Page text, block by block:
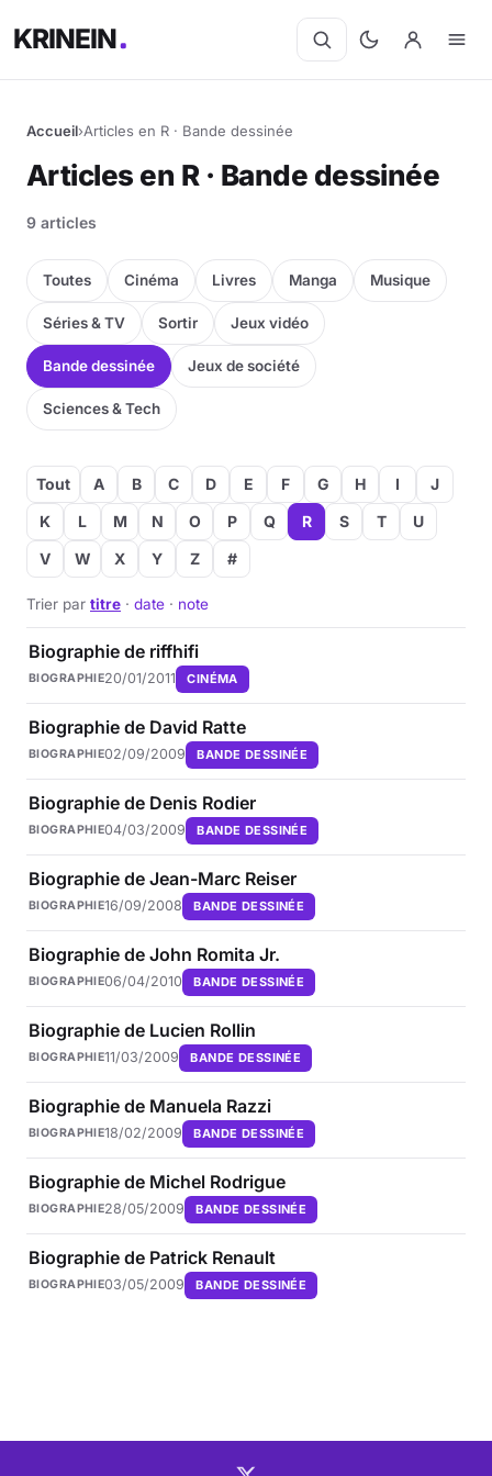
KRINEIN
Accueil›Articles en R · Bande dessinée
Articles en R · Bande dessinée
9 articles
Toutes Cinéma Livres Manga Musique
Séries & TV Sortir Jeux vidéo
Bande dessinée Jeux de société
Sciences & Tech
Tout A B C D E F G H I
J
K
L M N O P Q R S T
U
V
W X Y Z #
Trier par titre · date · note
Biographie de riffhifi
BIOGRAPHIE20/01/2011 CINÉMA
Biographie de David Ratte
BIOGRAPHIE02/09/2009 BANDE DESSINÉE
Biographie de Denis Rodier
BIOGRAPHIE04/03/2009 BANDE DESSINÉE
Biographie de Jean-Marc Reiser
BIOGRAPHIE16/09/2008 BANDE DESSINÉE
Biographie de John Romita Jr.
BIOGRAPHIE06/04/2010 BANDE DESSINÉE
Biographie de Lucien Rollin
BIOGRAPHIE11/03/2009 BANDE DESSINÉE
Biographie de Manuela Razzi
BIOGRAPHIE18/02/2009 BANDE DESSINÉE
Biographie de Michel Rodrigue
BIOGRAPHIE28/05/2009 BANDE DESSINÉE
Biographie de Patrick Renault
BIOGRAPHIE03/05/2009 BANDE DESSINÉE